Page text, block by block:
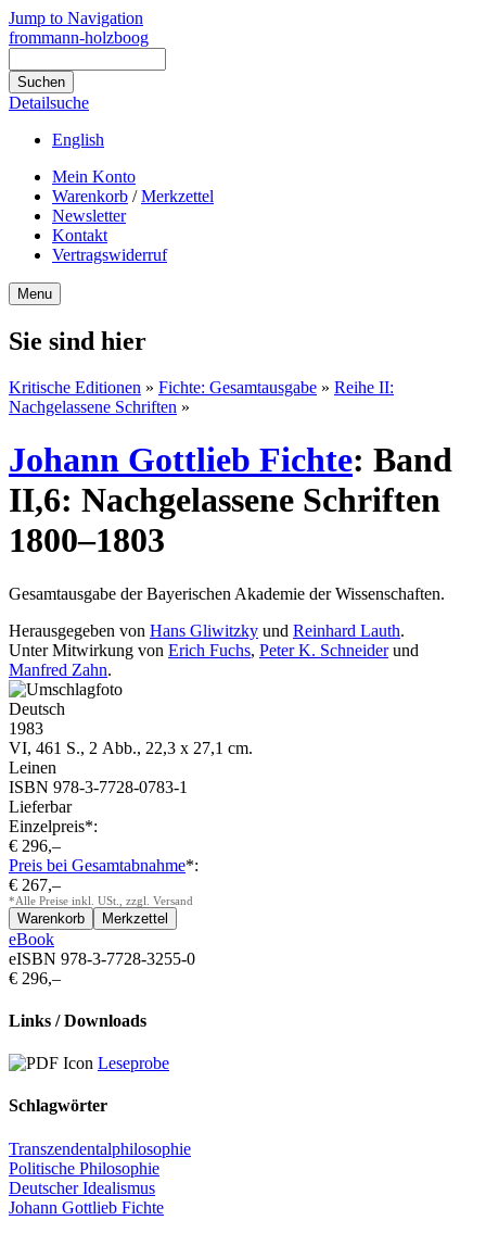
Jump to Navigation
frommann-holzboog
Detailsuche
English
Mein Konto
Warenkorb /Merkzettel
Newsletter
Kontakt
Vertragswiderruf
Menu
Sie sind hier
Kritische Editionen » Fichte: Gesamtausgabe » Reihe II:
Nachgelassene Schriften »
Johann Gottlieb Fichte: Band
II,6: Nachgelassene Schriften
1800–1803
Gesamtausgabe der Bayerischen Akademie der Wissenschaften.
Herausgegeben von Hans Gliwitzky und Reinhard Lauth.
Unter Mitwirkung von Erich Fuchs, Peter K. Schneiderund
Manfred Zahn.
Deutsch
1983
VI, 461 S., 2 Abb., 22,3 x 27,1 cm.
Leinen
ISBN 978-3-7728-0783-1
Lieferbar
Einzelpreis*:
€ 296,–
Preis bei Gesamtabnahme*:
€ 267,–
*Alle Preise inkl. USt., zzgl. Versand
eBook
eISBN 978-3-7728-3255-0
€ 296,–
Links / Downloads
Leseprobe
Schlagwörter
Transzendentalphilosophie
Politische Philosophie
Deutscher Idealismus
Johann Gottlieb Fichte